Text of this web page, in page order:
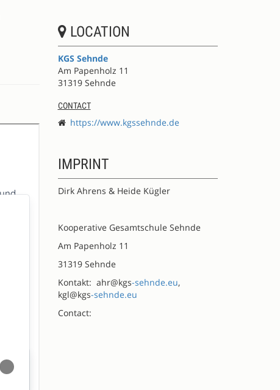
sessionLOCATION
KGS Sehnde
Am Papenholz 11
31319 Sehnde
CONTACT
https://www.kgssehnde.de
IMPRINT
Dirk Ahrens & Heide Kügler
Kooperative Gesamtschule Sehnde
Am Papenholz 11
31319 Sehnde
Kontakt: ahr@kgs-sehnde.eu,
kgl@kgs-sehnde.eu
Contact: